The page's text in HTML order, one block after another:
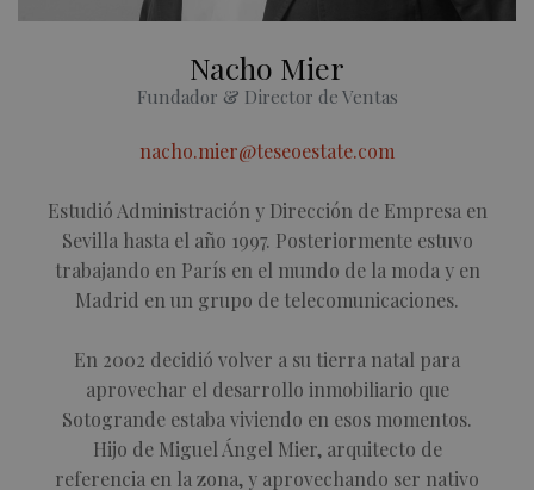
Nacho Mier
Fundador & Director de Ventas
nacho.mier@teseoestate.com
Estudió Administración y Dirección de Empresa en
Sevilla hasta el año 1997. Posteriormente estuvo
trabajando en París en el mundo de la moda y en
Madrid en un grupo de telecomunicaciones.
En 2002 decidió volver a su tierra natal para
aprovechar el desarrollo inmobiliario que
Sotogrande estaba viviendo en esos momentos.
Hijo de Miguel Ángel Mier, arquitecto de
referencia en la zona, y aprovechando ser nativo